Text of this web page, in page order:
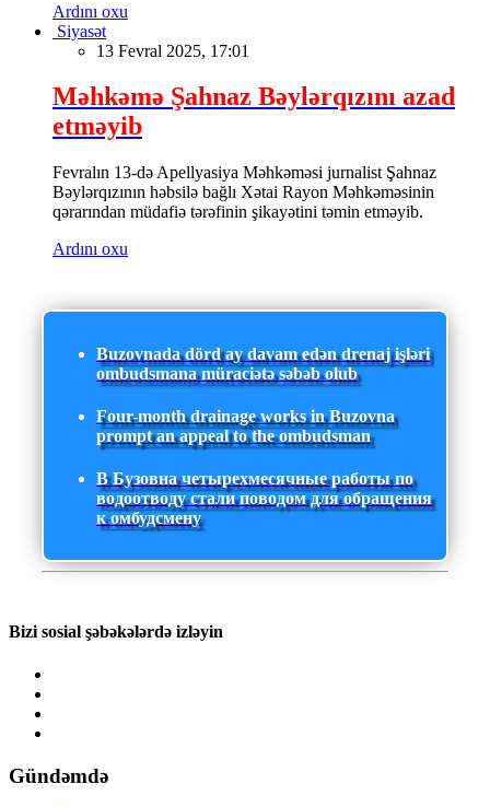
Ardını oxu
Siyasət
13 Fevral 2025, 17:01
Məhkəmə Şahnaz Bəylərqızını azad
etməyib
Fevralın 13-də Apellyasiya Məhkəməsi jurnalist Şahnaz
Bəylərqızının həbsilə bağlı Xətai Rayon Məhkəməsinin
qərarından müdafiə tərəfinin şikayətini təmin etməyib.
Ardını oxu
Buzovnada dörd ay davam edən drenaj işləri
ombudsmana müraciətə səbəb olub
Four-month drainage works in Buzovna
prompt an appeal to the ombudsman
В Бузовна четырехмесячные работы по
водоотводу стали поводом для обращения
к омбудсмену
Bizi sosial şəbəkələrdə izləyin
Gündəmdə